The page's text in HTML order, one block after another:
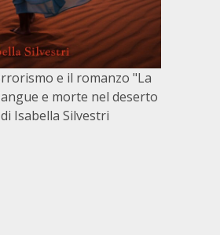
e il romanzo "La
e morte nel deserto
Isabella Silvestri